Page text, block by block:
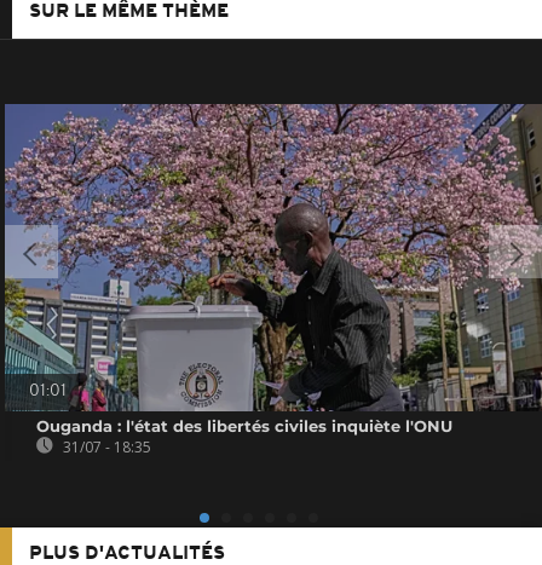
SUR LE MÊME THÈME
01:01
Ouganda : l'état des libertés civiles inquiète l'ONU
31/07 - 18:35
PLUS D'ACTUALITÉS